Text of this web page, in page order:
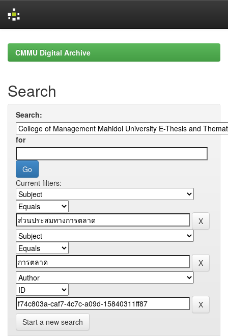
navigationCMMU Digital Archive
Search
Search:
for
Current filters:
Start a new search